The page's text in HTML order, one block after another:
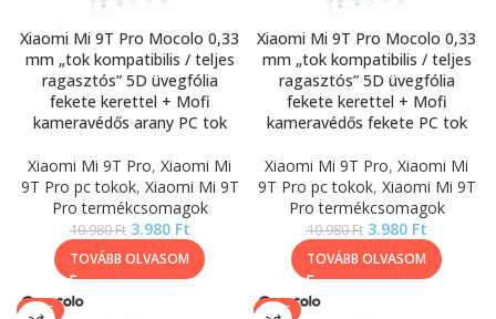
Xiaomi Mi 9T Pro Mocolo 0,33
mm „tok kompatibilis / teljes
ragasztós” 5D üvegfólia
fekete kerettel + Mofi
kameravédős arany PC tok
Xiaomi Mi 9T Pro, Xiaomi Mi
9T Pro pc tokok, Xiaomi Mi 9T
Pro termékcsomagok
10.980Ft 3.980 Ft
TOVÁBB OLVASOM
Xiaomi Mi 9T Pro Mocolo 0,33
mm „tok kompatibilis / teljes
ragasztós” 5D üvegfólia
fekete kerettel + Mofi
kameravédős fekete PC tok
Xiaomi Mi 9T Pro, Xiaomi Mi
9T Pro pc tokok, Xiaomi Mi 9T
Pro termékcsomagok
10.980Ft 3.980 Ft
TOVÁBB OLVASOM
SALE
SALE